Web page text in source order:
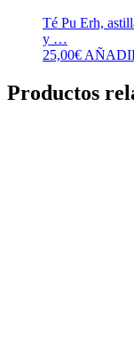
Té Pu Erh,
y …
25,00€
Productos